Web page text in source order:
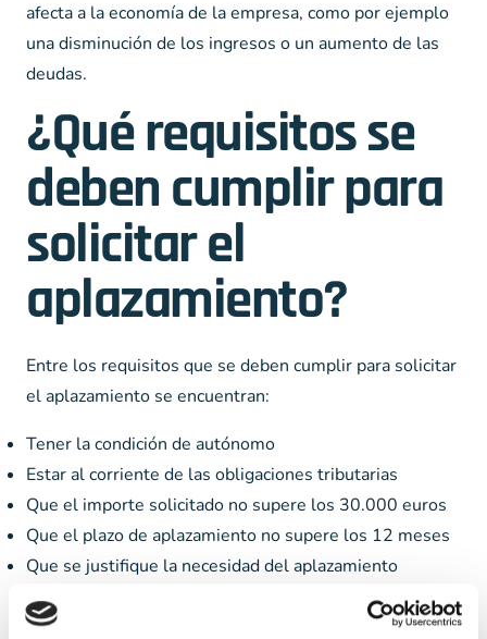
afecta a la economía de la empresa, como por ejemplo
una disminución de los ingresos o un aumento de las
deudas.
¿Qué requisitos se
deben cumplir para
solicitar el
aplazamiento?
Entre los requisitos que se deben cumplir para solicitar
el aplazamiento se encuentran:
Tener la condición de autónomo
Estar al corriente de las obligaciones tributarias
Que el importe solicitado no supere los 30.000 euros
Que el plazo de aplazamiento no supere los 12 meses
Que se justifique la necesidad del aplazamiento
¿Cuáles son las